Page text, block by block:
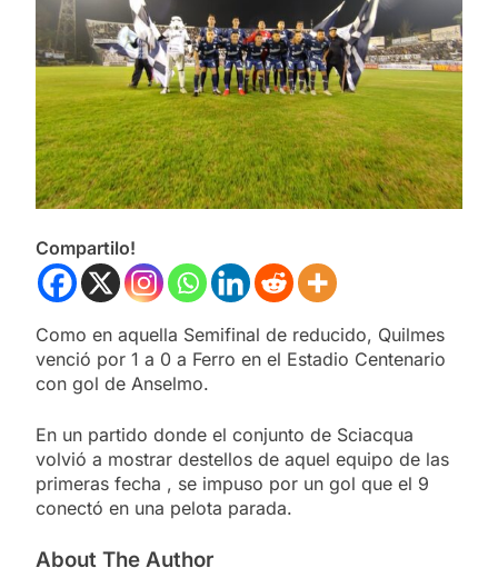
Compartilo!
Como en aquella Semifinal de reducido, Quilmes
venció por 1 a 0 a Ferro en el Estadio Centenario
con gol de Anselmo.
En un partido donde el conjunto de Sciacqua
volvió a mostrar destellos de aquel equipo de las
primeras fecha , se impuso por un gol que el 9
conectó en una pelota parada.
About The Author